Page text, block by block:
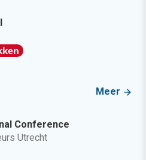
Meer
Conference
Utrecht